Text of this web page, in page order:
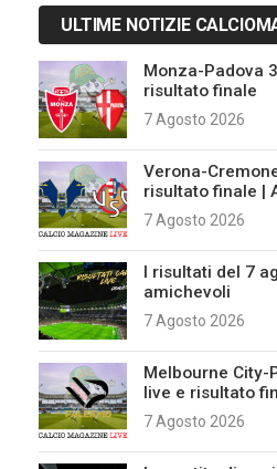
ULTIME NOTIZIE
Monza-Padova
risultato finale
7 Agosto 2026
Verona-
risultato finale |
7 Agosto 2026
I risultati del 7
amichevoli
7 Agosto 2026
Melbourne
live e risultato
7 Agosto 2026